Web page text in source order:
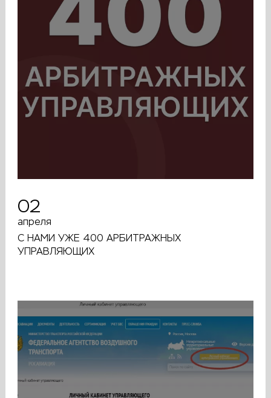
02
апреля
С НАМИ УЖЕ 400 АРБИТРАЖНЫХ
УПРАВЛЯЮЩИХ